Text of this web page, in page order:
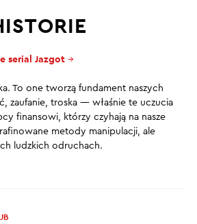
serial Jazgot →
To one tworzą fundament naszych
zaufanie, troska — właśnie te uczucia
finansowi, którzy czyhają na nasze
metody manipulacji, ale
ludzkich odruchach.